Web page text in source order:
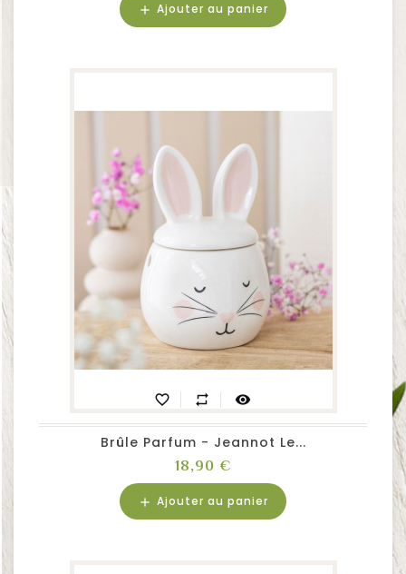
add Ajouter au panier
favorite_border repeat visibility
Brûle Parfum - Jeannot Le...
Prix
18,90 €
add Ajouter au panier